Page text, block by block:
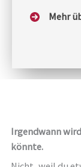
Mehr
Irgendwann
könnte.